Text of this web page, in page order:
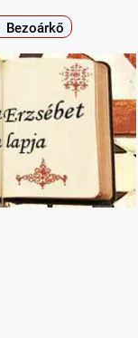
Bezoárkő